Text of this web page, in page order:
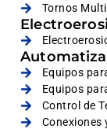
Tornos
Equipos
Equipos
Control de
Conexiones